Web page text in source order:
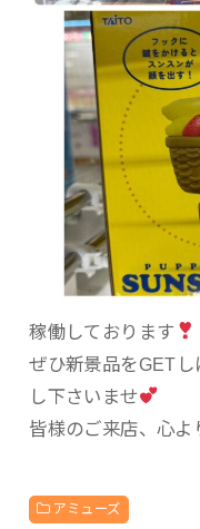
稼働しております
ぜひ新景品をGET
し下さいませ
皆様のご来店、心
アミューズ